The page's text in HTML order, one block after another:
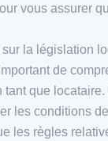
vous assurer
la législation
de
tant que
les conditions
les règles